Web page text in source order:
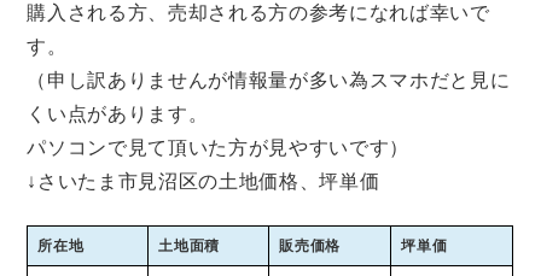
購入される方、売却される方の参考になれば幸いで
す。
（申し訳ありませんが情報量が多い為スマホだと見に
くい点があります。
パソコンで見て頂いた方が見やすいです）
↓さいたま市見沼区の土地価格、坪単価
所在地 土地面積 販売価格 坪単価